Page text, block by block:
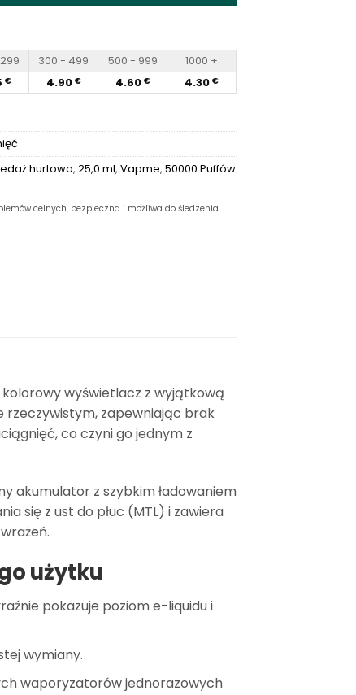
300 - 499 500 - 999
1000 +
€ 4.90 € 4.60 € 4.30 €
hurtowa, 25,0 ml, Vapme, 50000 Puffów
celnych, bezpieczna i możliwa do śledzenia
wyświetlacz z wyjątkową
rzeczywistym, zapewniając brak
co czyni go jednym z
akumulator z szybkim ładowaniem
się z ust do płuc (MTL) i zawiera
użytku
pokazuje poziom e-liquidu i
wymiany.
waporyzatorów jednorazowych